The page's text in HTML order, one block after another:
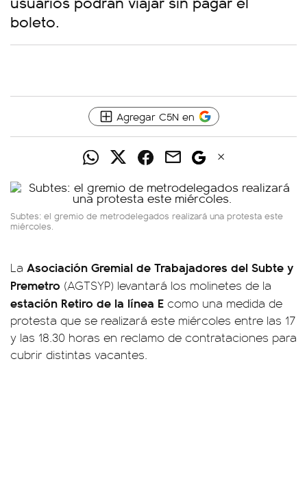
boleto.
Agregar C5N en
Subtes: el gremio de metrodelegados realizará una protesta este
miércoles.
La Asociación Gremial de Trabajadores del Subte y
Premetro (AGTSYP) levantará los molinetes de la
estación Retiro de la línea E como una medida de
protesta que se realizará este miércoles entre las 17
y las 18.30 horas en reclamo de contrataciones para
cubrir distintas vacantes.